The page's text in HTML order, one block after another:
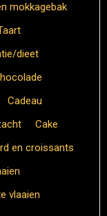
mokkagebak
dieet
Cadeau
Cake
en croissants
vlaaien